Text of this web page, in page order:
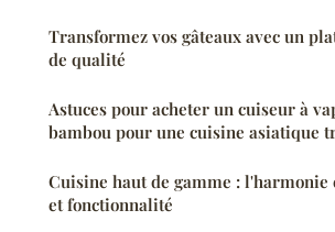
Transformez vos gâteaux avec un
de qualité
Astuces pour acheter un cuiseur à
bambou pour une cuisine asiatique
Cuisine haut de gamme : l'harmonie
et fonctionnalité